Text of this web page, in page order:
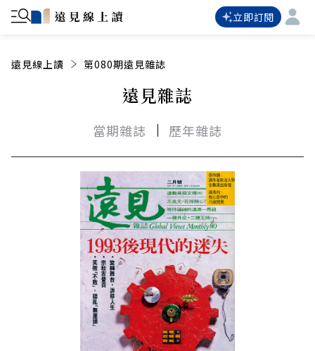
立即訂閱
遠見線上讀 第080期遠見雜誌
遠見雜誌
當期雜誌 歷年雜誌